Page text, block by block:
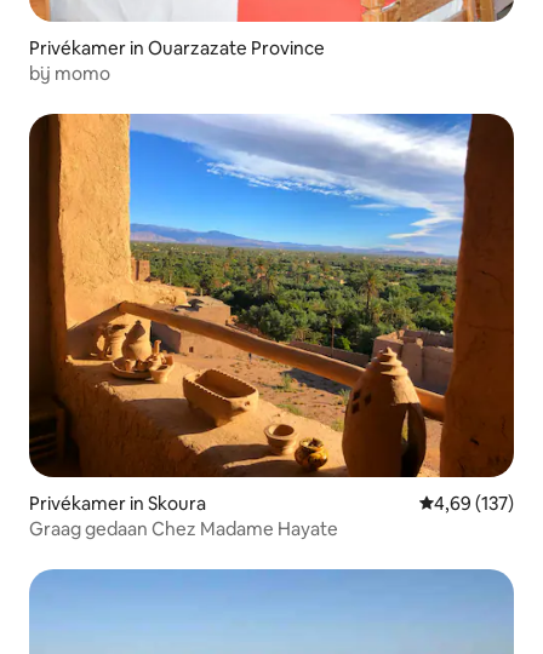
Privékamer in Ouarzazate Province
bij momo
Privékamer in Skoura Gemiddelde
4,69 (137)
Graag gedaan Chez Madame Hayate